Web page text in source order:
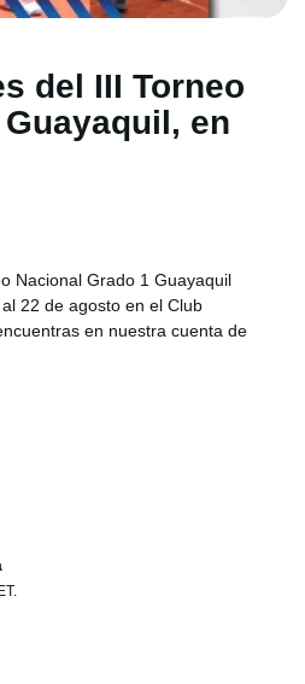
del III Torneo
en
Nacional Grado 1 Guayaquil
22 de agosto en el Club
en nuestra cuenta de